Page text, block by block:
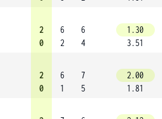
2
0
6
2
6
4
1.30
3.51
2
0
6
1
7
5
2.00
1.81